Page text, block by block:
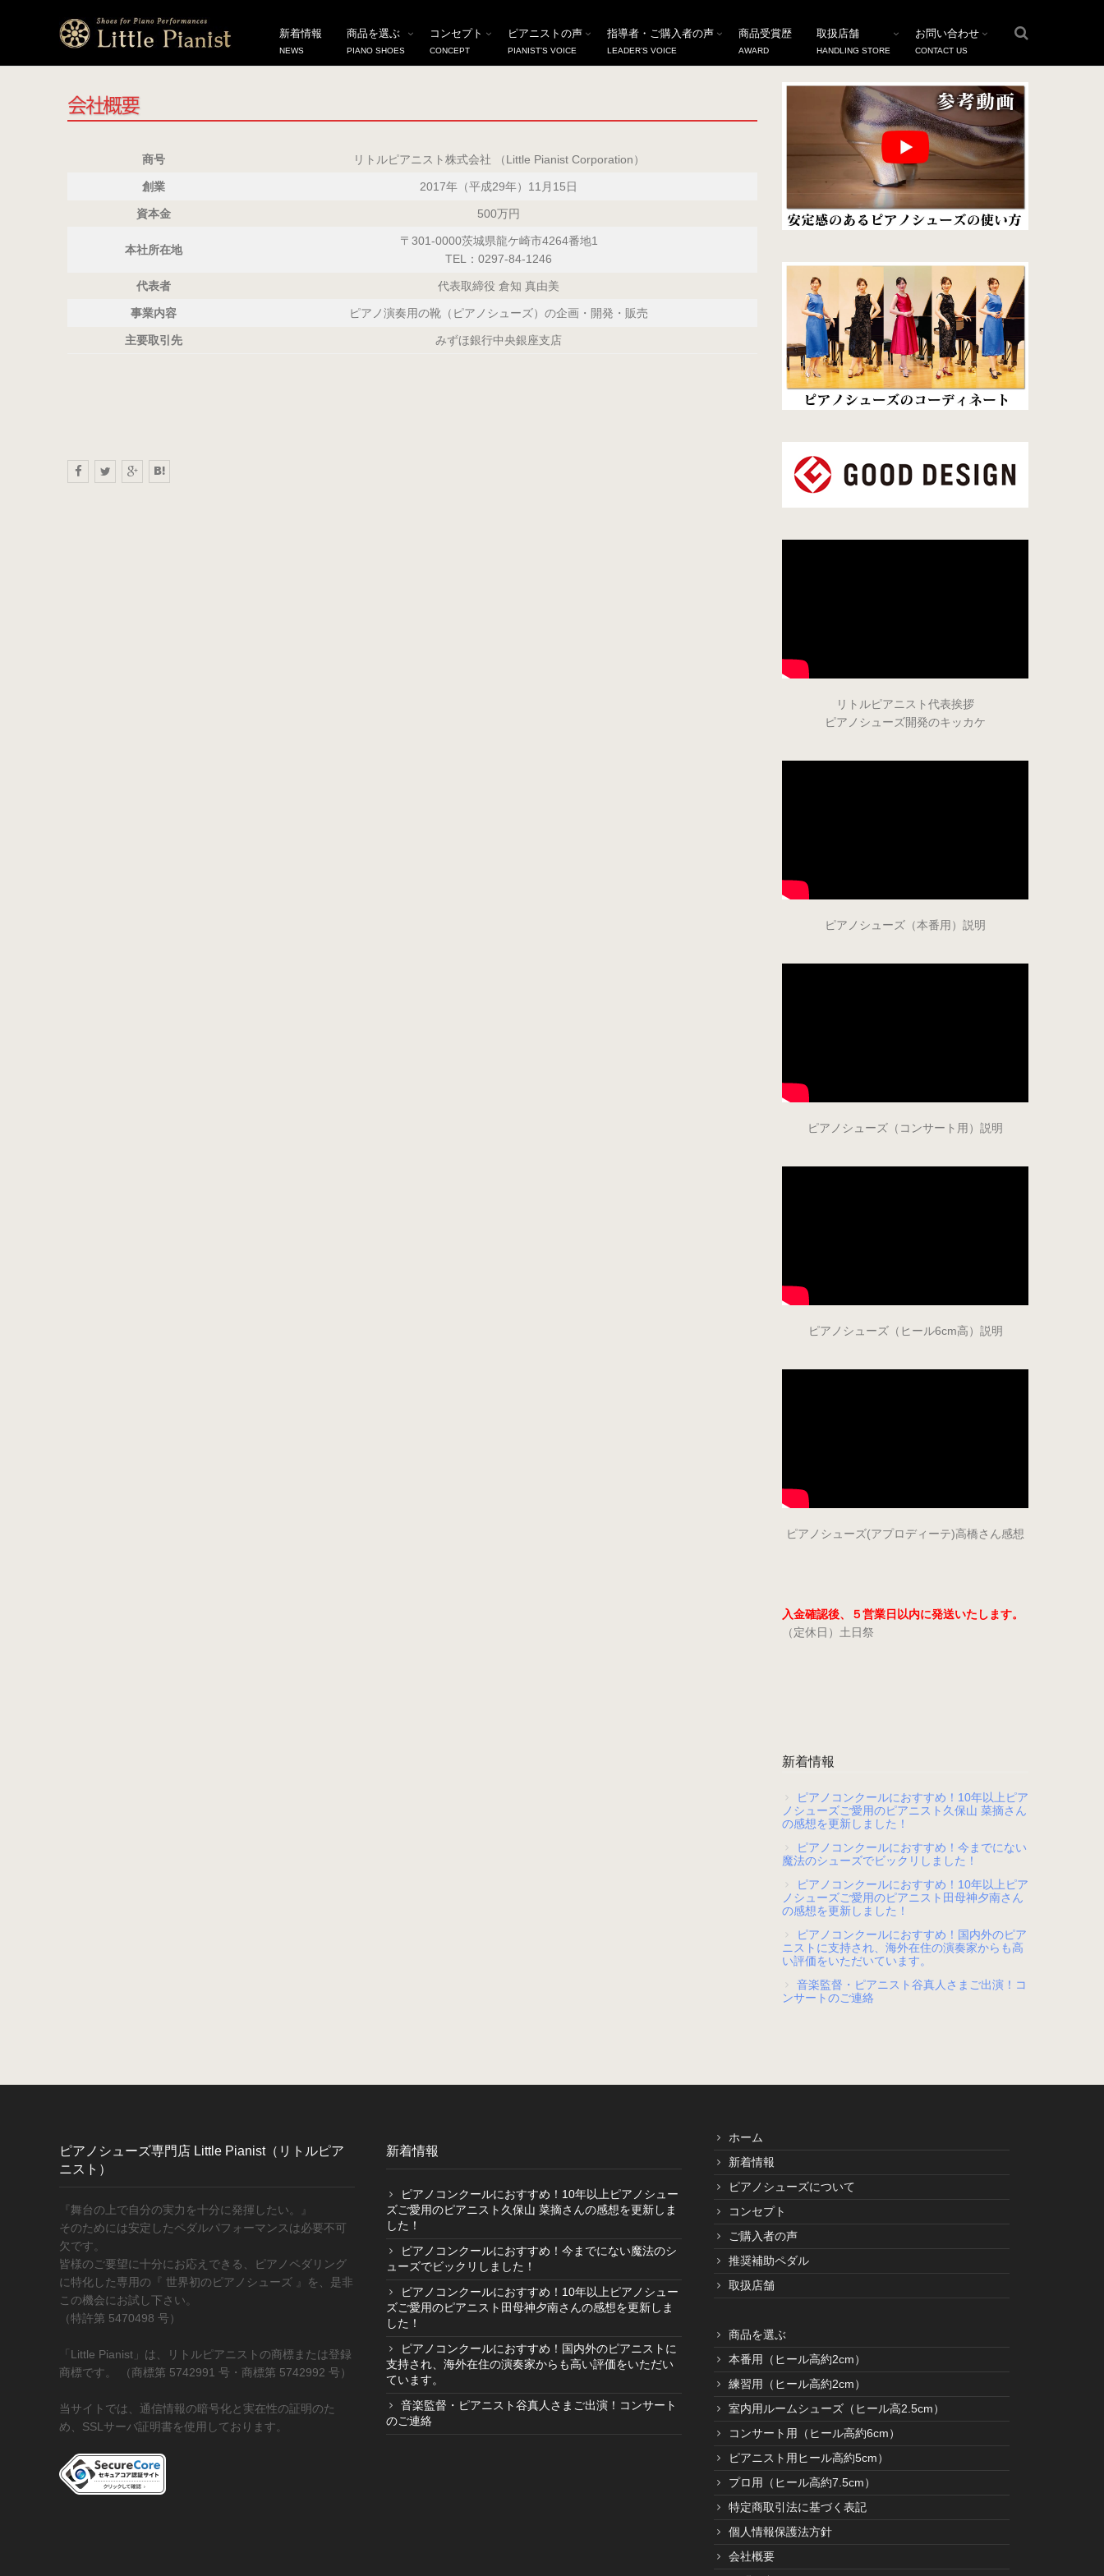
新着情報
NEWS
商品を選ぶ
PIANO SHOES
コンセプト
CONCEPT
ピアニストの声
PIANIST’S VOICE
指導者・ご購入者の声
LEADER’S VOICE
商品受賞歴
AWARD
取扱店舗
HANDLING STORE
お問い合わせ
CONTACT US
お問い合わせ 会社概要
会社概要
商号 リトルピアニスト株式会社 （Little Pianist Corporation）
創業 2017年（平成29年）11月15日
資本金 500万円
本社所在地
〒301-0000茨城県龍ケ崎市4264番地1
TEL：0297-84-1246
代表者 代表取締役 倉知 真由美
事業内容 ピアノ演奏用の靴（ピアノシューズ）の企画・開発・販売
主要取引先 みずほ銀行中央銀座支店
リトルピアニスト代表挨拶
ピアノシューズ開発のキッカケ
ピアノシューズ（本番用）説明
ピアノシューズ（コンサート用）説明
ピアノシューズ（ヒール6cm高）説明
ピアノシューズ(アプロディーテ)高橋さん感想
入金確認後、５営業日以内に発送いたします。
（定休日）土日祭
新着情報
ピアノコンクールにおすすめ！10年以上ピア
ノシューズご愛用のピアニスト久保山 菜摘さん
の感想を更新しました！
ピアノコンクールにおすすめ！今までにない
魔法のシューズでビックリしました！
ピアノコンクールにおすすめ！10年以上ピア
ノシューズご愛用のピアニスト田母神夕南さん
の感想を更新しました！
ピアノコンクールにおすすめ！国内外のピア
ニストに支持され、海外在住の演奏家からも高
い評価をいただいています。
音楽監督・ピアニスト谷真人さまご出演！コ
ンサートのご連絡
ピアノシューズ専門店 Little Pianist（リトルピア
ニスト）
『舞台の上で自分の実力を十分に発揮したい。』
そのためには安定したペダルパフォーマンスは必要不可
欠です。
皆様のご要望に十分にお応えできる、ピアノペダリング
に特化した専用の『 世界初のピアノシューズ 』を、是非
この機会にお試し下さい。
（特許第 5470498 号）
「Little Pianist」は、リトルピアニストの商標または登録
商標です。 （商標第 5742991 号・商標第 5742992 号）
当サイトでは、通信情報の暗号化と実在性の証明のた
め、SSLサーバ証明書を使用しております。
新着情報
ピアノコンクールにおすすめ！10年以上ピアノシュー
ズご愛用のピアニスト久保山 菜摘さんの感想を更新しま
した！
ピアノコンクールにおすすめ！今までにない魔法のシ
ューズでビックリしました！
ピアノコンクールにおすすめ！10年以上ピアノシュー
ズご愛用のピアニスト田母神夕南さんの感想を更新しま
した！
ピアノコンクールにおすすめ！国内外のピアニストに
支持され、海外在住の演奏家からも高い評価をいただい
ています。
音楽監督・ピアニスト谷真人さまご出演！コンサート
のご連絡
ホーム
新着情報
ピアノシューズについて
コンセプト
ご購入者の声
推奨補助ペダル
取扱店舗
商品を選ぶ
本番用（ヒール高約2cm）
練習用（ヒール高約2cm）
室内用ルームシューズ（ヒール高2.5cm）
コンサート用（ヒール高約6cm）
ピアニスト用ヒール高約5cm）
プロ用（ヒール高約7.5cm）
特定商取引法に基づく表記
個人情報保護法方針
会社概要